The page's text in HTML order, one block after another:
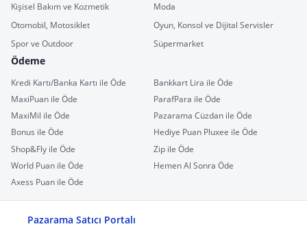
Kişisel Bakım ve Kozmetik
Moda
Otomobil, Motosiklet
Oyun, Konsol ve Dijital Servisler
Spor ve Outdoor
Süpermarket
Ödeme
Kredi Kartı/Banka Kartı ile Öde
Bankkart Lira ile Öde
MaxiPuan ile Öde
ParafPara ile Öde
MaxiMil ile Öde
Pazarama Cüzdan ile Öde
Bonus ile Öde
Hediye Puan Pluxee ile Öde
Shop&Fly ile Öde
Zip ile Öde
World Puan ile Öde
Hemen Al Sonra Öde
Axess Puan ile Öde
Pazarama Satıcı Portalı